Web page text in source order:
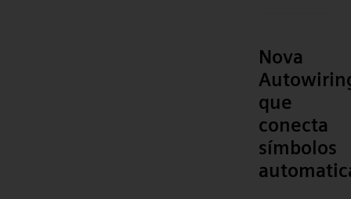
Nova
que
conecta
símbolos